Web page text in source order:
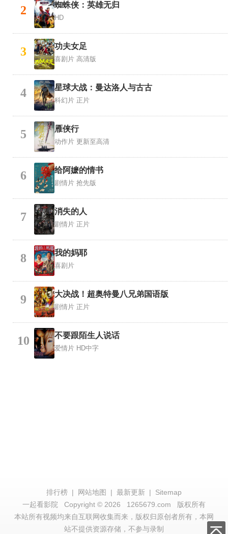
2 蜘蛛侠：英雄无归
HD
3 功夫女足
喜剧片 高清版
4 星球大战：曼达洛人与古古
科幻片 正片
5 雁侠行
动作片 更新至高清
6 给阿嬷的情书
剧情片 抢先版
7 消失的人
剧情片 正片
8 我的妈耶
喜剧片
9 大决战！超奥特曼八兄弟国语版
剧情片 正片
10 不要跟陌生人说话
爱情片 HD中字
排行榜 | 网站地图 | 最新更新 |
Sitemap
一起看影院
Copyright © 2026 1265679.com
版权所有
本站所有视频均来自互联网收集而来，版权归原创者所有，本网
站不提供资源存储，不参与录制